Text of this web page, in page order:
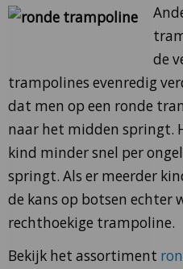
de
trampolines evenredig
dat men op een ronde
naar het midden springt.
kind minder snel per
springt. Als er meerder
de kans op botsen echter
rechthoekige trampoline.
Bekijk het assortiment